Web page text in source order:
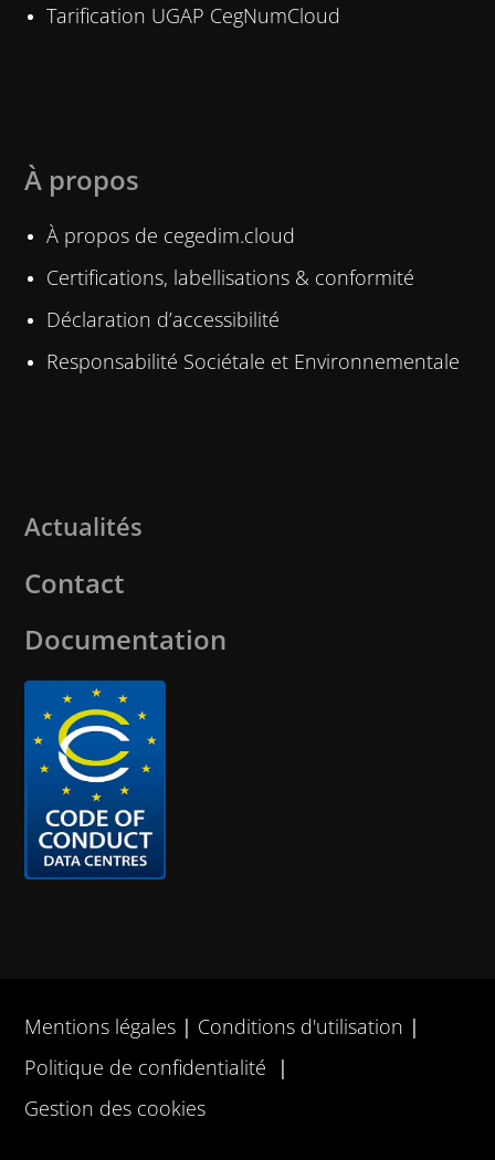
Tarification UGAP CegNumCloud
À propos
À propos de cegedim.cloud
Certifications, labellisations & conformité
Déclaration d’accessibilité
Responsabilité Sociétale et Environnementale
Actualités
Contact
Documentation
Mentions légales
Conditions d'utilisation
Politique de confidentialité
Gestion des cookies